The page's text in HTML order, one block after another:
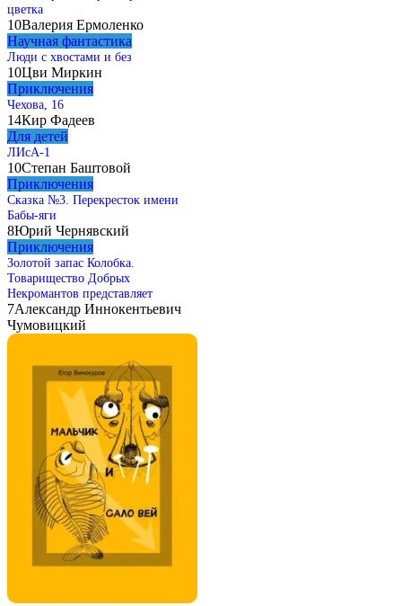
цветка
10Валерия Ермоленко
Научная фантастика
Люди с хвостами и без
10Цви Миркин
Приключения
Чехова, 16
14Кир Фадеев
Для детей
ЛИсА-1
10Степан Баштовой
Приключения
Сказка №3. Перекресток имени
Бабы-яги
8Юрий Чернявский
Приключения
Золотой запас Колобка.
Товарищество Добрых
Некромантов представляет
7Александр Иннокентьевич
Чумовицкий